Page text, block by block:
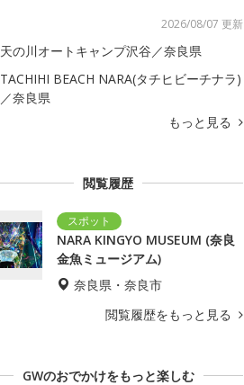
2026/08/07 更新
天の川オートキャンプ沢谷／奈良県
TACHIHI BEACH NARA(タチヒビーチナラ)
／奈良県
もっと見る
閲覧履歴
NARA KINGYO MUSEUM (奈良
金魚ミュージアム)
奈良県・奈良市
閲覧履歴をもっと見る
GWのおでかけをもっと楽しむ